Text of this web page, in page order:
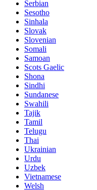
Serbian
Sesotho
Sinhala
Slovak
Slovenian
Somali
Samoan
Scots Gaelic
Shona
Sindhi
Sundanese
Swahili
Tajik
Tamil
Telugu
Thai
Ukrainian
Urdu
Uzbek
Vietnamese
Welsh